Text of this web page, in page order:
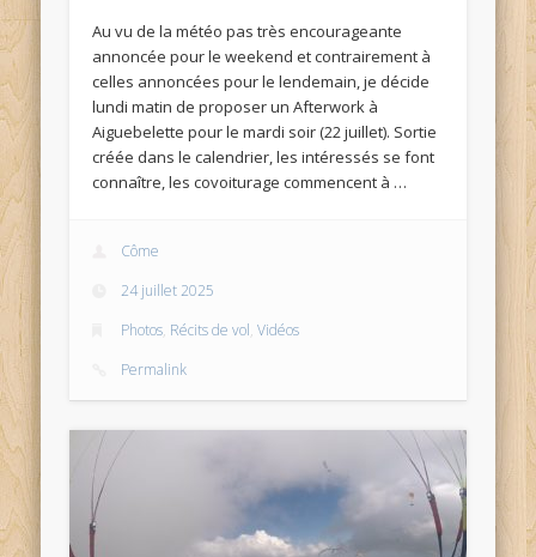
Au vu de la météo pas très encourageante
annoncée pour le weekend et contrairement à
celles annoncées pour le lendemain, je décide
lundi matin de proposer un Afterwork à
Aiguebelette pour le mardi soir (22 juillet). Sortie
créée dans le calendrier, les intéressés se font
connaître, les covoiturage commencent à …
Côme
24 juillet 2025
Photos, Récits de vol,Vidéos
Permalink